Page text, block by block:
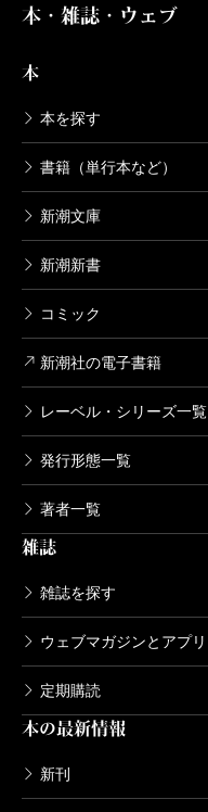
本・雑誌・ウェブ
本
本を探す
書籍（単行本など）
新潮文庫
新潮新書
コミック
新潮社の電子書籍
レーベル・シリーズ一覧
発行形態一覧
著者一覧
雑誌
雑誌を探す
ウェブマガジンとアプリ
定期購読
本の最新情報
新刊